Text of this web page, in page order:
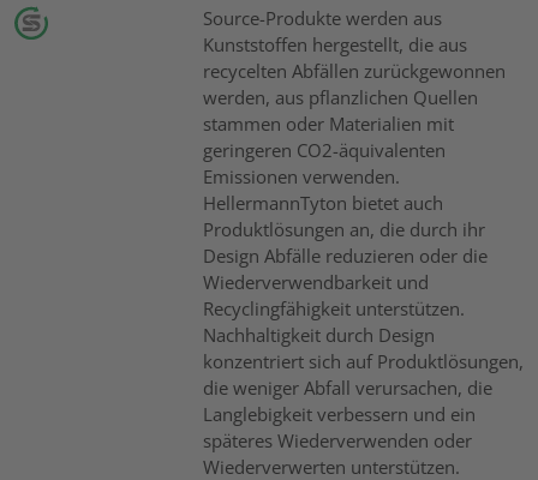
Source-Produkte werden aus
Kunststoffen hergestellt, die aus
recycelten Abfällen zurückgewonnen
werden, aus pflanzlichen Quellen
stammen oder Materialien mit
geringeren CO2-äquivalenten
Emissionen verwenden.
HellermannTyton bietet auch
Produktlösungen an, die durch ihr
Design Abfälle reduzieren oder die
Wiederverwendbarkeit und
Recyclingfähigkeit unterstützen.
Nachhaltigkeit durch Design
konzentriert sich auf Produktlösungen,
die weniger Abfall verursachen, die
Langlebigkeit verbessern und ein
späteres Wiederverwenden oder
Wiederverwerten unterstützen.